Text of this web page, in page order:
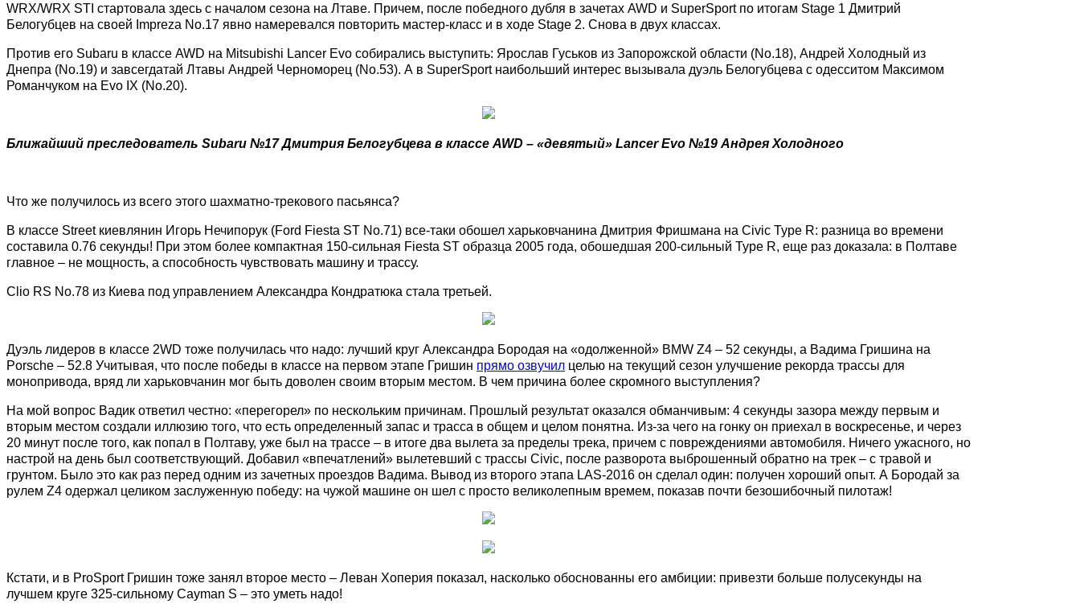
WRX/WRX STI стартовала здесь с началом сезона на Лтаве. Причем, после победного дубля в зачетах AWD и SuperSport по итогам Stage 1 Дмитрий
Белогубцев на своей Impreza No.17 явно намеревался повторить мастер-класс и в ходе Stage 2. Снова в двух классах.
Против его Subaru в классе AWD на Mitsubishi Lancer Evo собирались выступить: Ярослав Гуськов из Запорожской области (No.18), Андрей Холодный из
Днепра (No.19) и завсегдатай Лтавы Андрей Черноморец (No.53). А в SuperSport наибольший интерес вызывала дуэль Белогубцева с одесситом Максимом
Романчуком на Evo IX (No.20).
Ближайший преследователь Subaru №17 Дмитрия Белогубцева в классе AWD – «девятый» Lancer Evo №19 Андрея Холодного
Что же получилось из всего этого шахматно-трекового пасьянса?
В классе Street киевлянин Игорь Нечипорук (Ford Fiesta ST No.71) все-таки обошел харьковчанина Дмитрия Фришмана на Civic Type R: разница во времени
составила 0.76 секунды! При этом более компактная 150-сильная Fiesta ST образца 2005 года, обошедшая 200-сильный Type R, еще раз доказала: в Полтаве
главное – не мощность, а способность чувствовать машину и трассу.
Clio RS No.78 из Киева под управлением Александра Кондратюка стала третьей.
Дуэль лидеров в классе 2WD тоже получилась что надо: лучший круг Александра Бородая на «одолженной» BMW Z4 – 52 секунды, а Вадима Гришина на
Porsche – 52.8 Учитывая, что после победы в классе на первом этапе Гришин прямо озвучил целью на текущий сезон улучшение рекорда трассы для
монопривода, вряд ли харьковчанин мог быть доволен своим вторым местом. В чем причина более скромного выступления?
На мой вопрос Вадик ответил честно: «перегорел» по нескольким причинам. Прошлый результат оказался обманчивым: 4 секунды зазора между первым и
вторым местом создали иллюзию того, что есть определенный запас и трасса в общем и целом понятна. Из-за чего на гонку он приехал в воскресенье, и через
20 минут после того, как попал в Полтаву, уже был на трассе – в итоге два вылета за пределы трека, причем с повреждениями автомобиля. Ничего ужасного, но
настрой на день был соответствующий. Добавил «впечатлений» вылетевший с трассы Civic, после разворота выброшенный обратно на трек – с травой и
грунтом. Было это как раз перед одним из зачетных проездов Вадима. Вывод из второго этапа LAS-2016 он сделал один: получен хороший опыт. А Бородай за
рулем Z4 одержал целиком заслуженную победу: на чужой машине он шел с просто великолепным времем, показав почти безошибочный пилотаж!
Кстати, и в ProSport Гришин тоже занял второе место – Леван Хоперия показал, насколько обоснованны его амбиции: привезти больше полусекунды на
лучшем круге 325-сильному Cayman S – это уметь надо!